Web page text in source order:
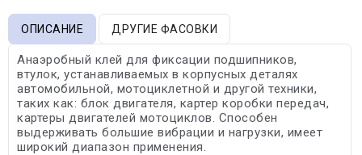
ОПИСАНИЕ ДРУГИЕ ФАСОВКИ
Анаэробный клей для фиксации подшипников,
втулок, устанавливаемых в корпусных деталях
автомобильной, мотоциклетной и другой техники,
таких как: блок двигателя, картер коробки передач,
картеры двигателей мотоциклов. Способен
выдерживать большие вибрации и нагрузки, имеет
широкий диапазон применения.